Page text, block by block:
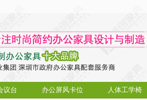
议台 办公屏风卡位 人体工学椅